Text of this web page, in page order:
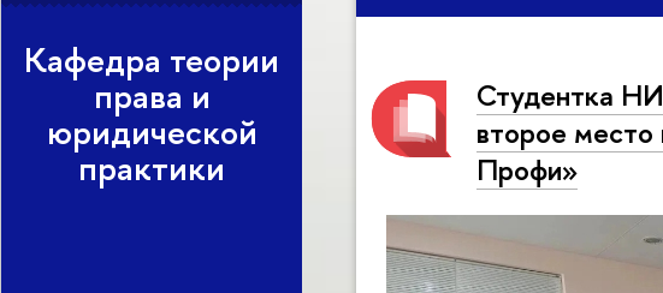
Кафедра теории
права и
юридической
практики
Студентка
второе место
Профи»